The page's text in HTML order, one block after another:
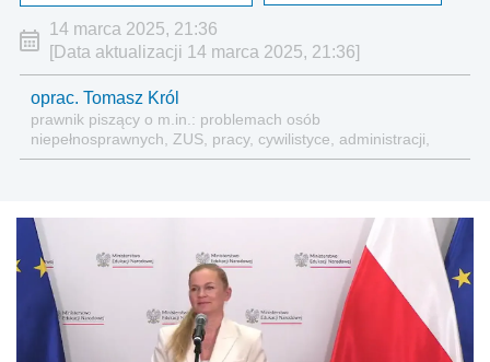
14 marca 2025, 21:36
[Data aktualizacji 14 marca 2025, 21:36]
oprac. Tomasz Król
prawnik piszący o m.in.: problemach osób
niepełnosprawnych, ZUS, pracy, cywilistyce, administracji,
przedsiębiorcach, podatkach